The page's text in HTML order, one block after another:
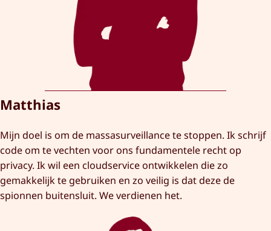
Matthias
Mijn doel is om de massasurveillance te stoppen. Ik schrijf
code om te vechten voor ons fundamentele recht op
privacy. Ik wil een cloudservice ontwikkelen die zo
gemakkelijk te gebruiken en zo veilig is dat deze de
spionnen buitensluit. We verdienen het.